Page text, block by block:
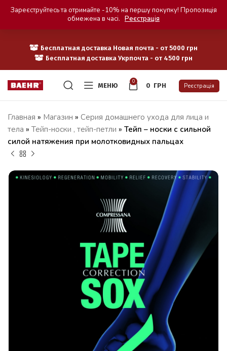
Бесплатная доставка Новая почта - от 5000 грн
Бесплатная доставка Укрпочта - от 4500 грн
МЕНЮ
0
0 ГРН Реєстрація
Главная » Магазин » Серия домашнего ухода для лица и
тела » Тейп-носки , тейп-петли » Тейп – носки с сильной
силой натяжения при молотковидных пальцах
Зареєструйтесь та отримайте -10% на першу покупку! Пропозиція
обмежена в часі. Реєстрація